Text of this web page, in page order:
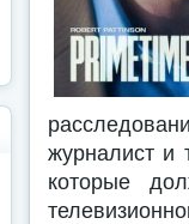
журналист и
которые